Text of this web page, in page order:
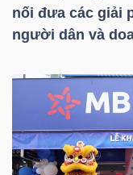
nối đưa các giải
người dân và
TÀI
HÀNG
HÓA